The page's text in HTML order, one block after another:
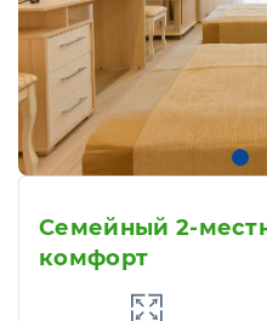
Семейный 2-
комфорт